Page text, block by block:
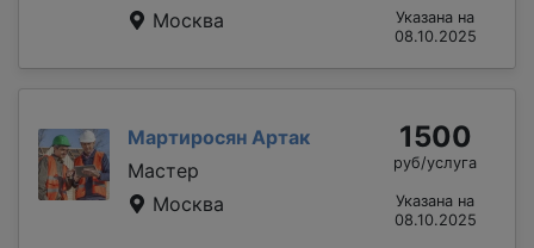
Москва
Указана на
08.10.2025
Мартиросян Артак
Мастер
Москва
1500
руб/услуга
Указана на
08.10.2025